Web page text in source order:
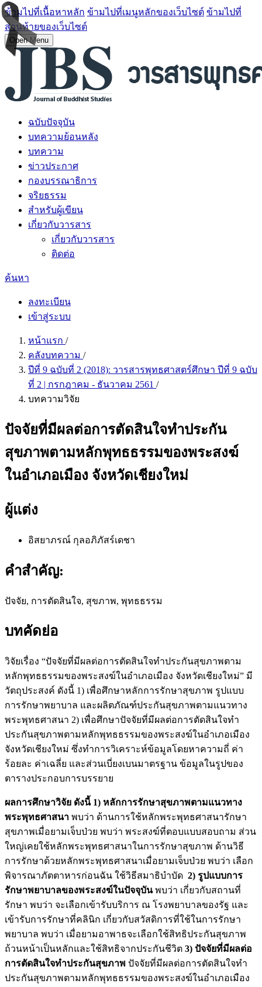
ข้ามไปที่เนื้อหาหลัก ข้ามไปที่เมนูหลักของเว็บไซต์ ข้ามไปที่
ส่วนท้ายของเว็บไซต์
Open Menu
ฉบับปัจจุบัน
บทความย้อนหลัง
บทความ
ข่าวประกาศ
กองบรรณาธิการ
จริยธรรม
สำหรับผู้เขียน
เกี่ยวกับวารสาร
เกี่ยวกับวารสาร
ติดต่อ
ค้นหา
ลงทะเบียน
เข้าสู่ระบบ
หน้าแรก /
คลังบทความ /
ปีที่ 9 ฉบับที่ 2 (2018): วารสารพุทธศาสตร์ศึกษา ปีที่ 9 ฉบับ
ที่ 2 | กรกฎาคม - ธันวาคม 2561 /
บทความวิจัย
ปัจจัยที่มีผลต่อการตัดสินใจทำประกัน
สุขภาพตามหลักพุทธธรรมของพระสงฆ์
ในอำเภอเมือง จังหวัดเชียงใหม่
ผู้แต่ง
อิสยาภรณ์ กุลอภิภัสร์เดชา
คำสำคัญ:
ปัจจัย, การตัดสินใจ, สุขภาพ, พุทธธรรม
บทคัดย่อ
วิจัยเรื่อง “ปัจจัยที่มีผลต่อการตัดสินใจทำประกันสุขภาพตาม
หลักพุทธธรรมของพระสงฆ์ในอำเภอเมือง จังหวัดเชียงใหม่” มี
วัตถุประสงค์ ดังนี้ 1) เพื่อศึกษาหลักการรักษาสุขภาพ รูปแบบ
การรักษาพยาบาล และผลิตภัณฑ์ประกันสุขภาพตามแนวทาง
พระพุทธศาสนา 2) เพื่อศึกษาปัจจัยที่มีผลต่อการตัดสินใจทำ
ประกันสุขภาพตามหลักพุทธธรรมของพระสงฆ์ในอำเภอเมือง
จังหวัดเชียงใหม่ ซึ่งทำการวิเคราะห์ข้อมูลโดยหาความถี่ ค่า
ร้อยละ ค่าเฉลี่ย และส่วนเบี่ยงเบนมาตรฐาน ข้อมูลในรูปของ
ตารางประกอบการบรรยาย
ผลการศึกษาวิจัย ดังนี้ 1) หลักการรักษาสุขภาพตามแนวทาง
พระพุทธศาสนา พบว่า ด้านการใช้หลักพระพุทธศาสนารักษา
สุขภาพเมื่อยามเจ็บป่วย พบว่า พระสงฆ์ที่ตอบแบบสอบถาม ส่วน
ใหญ่เคยใช้หลักพระพุทธศาสนาในการรักษาสุขภาพ ด้านวิธี
การรักษาด้วยหลักพระพุทธศาสนาเมื่อยามเจ็บป่วย พบว่า เลือก
พิจารณาภัตตาหารก่อนฉัน ใช้วิธีสมาธิบำบัด 2) รูปแบบการ
รักษาพยาบาลของพระสงฆ์ในปัจจุบันพบว่า เกี่ยวกับสถานที่
รักษา พบว่า จะเลือกเข้ารับบริการ ณ โรงพยาบาลของรัฐ และ
เข้ารับการรักษาที่คลินิก เกี่ยวกับสวัสดิการที่ใช้ในการรักษา
พยาบาล พบว่า เมื่อยามอาพาธจะเลือกใช้สิทธิประกันสุขภาพ
ถ้วนหน้าเป็นหลักและใช้สิทธิจากประกันชีวิต 3) ปัจจัยที่มีผลต่อ
การตัดสินใจทำประกันสุขภาพ ปัจจัยที่มีผลต่อการตัดสินใจทำ
ประกันสุขภาพตามหลักพุทธธรรมของพระสงฆ์ในอำเภอเมือง